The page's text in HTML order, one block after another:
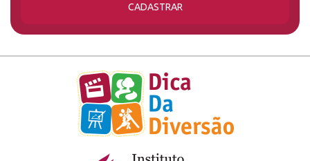
CADASTRAR